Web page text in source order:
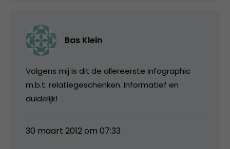
Bas Klein
Volgens mij is dit de allereerste infographic
m.b.t. relatiegeschenken. Informatief en
duidelijk!
30 maart 2012 om 07:33